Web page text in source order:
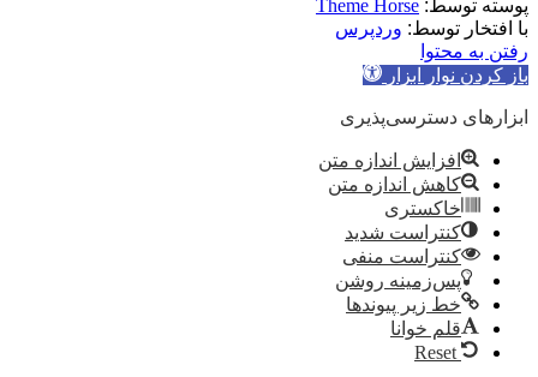
پوسته توسط: Theme Horse
با افتخار توسط: وردپرس
رفتن به محتوا
باز کردن نوار ابزار
ابزارهای دسترسی‌پذیری
افزایش اندازه متن
کاهش اندازه متن
خاکستری
کنتراست شدید
کنتراست منفی
پس‌زمینه روشن
خط زیر پیوندها
قلم خوانا
Reset